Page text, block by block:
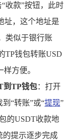
收款”按钮，此时
址，这个地址是
类似于银行账
TP钱包转账USD
方便。
到TP钱包：打开
“转账”或“提现”
的USDT收款地
的提示逐步完成